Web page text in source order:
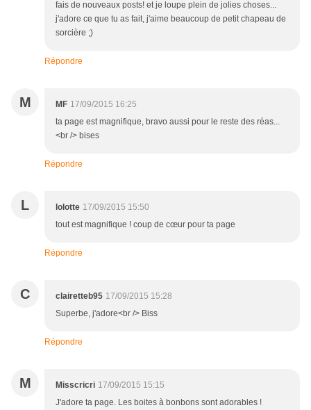
fais de nouveaux posts! et je loupe plein de jolies choses...
j'adore ce que tu as fait, j'aime beaucoup de petit chapeau de
sorcière ;)
Répondre
M MF 17/09/2015 16:25
ta page est magnifique, bravo aussi pour le reste des réas...
<br /> bises
Répondre
L lolotte 17/09/2015 15:50
tout est magnifique ! coup de cœur pour ta page
Répondre
C clairetteb95 17/09/2015 15:28
Superbe, j'adore<br /> Biss
Répondre
M Misscricri 17/09/2015 15:15
J'adore ta page. Les boites à bonbons sont adorables !